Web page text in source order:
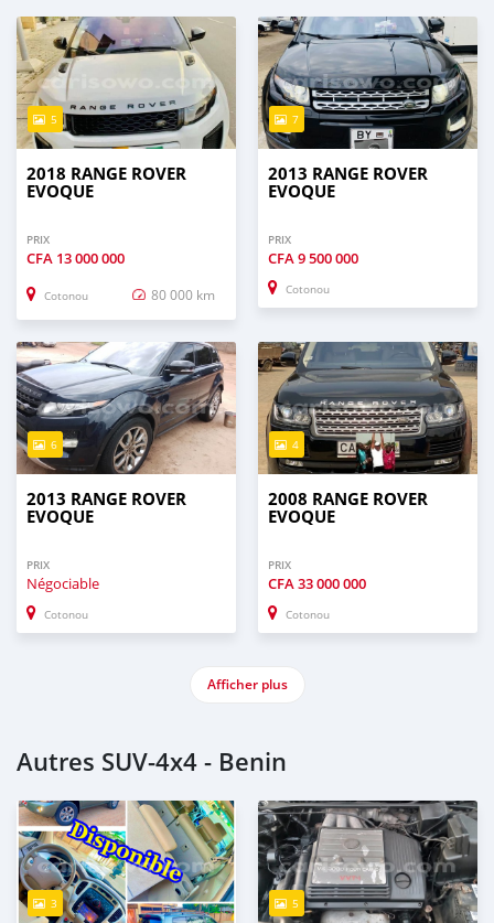
5
2018 RANGE ROVER
EVOQUE
PRIX
CFA 13 000 000
Cotonou 80 000 km
7
2013 RANGE ROVER
EVOQUE
PRIX
CFA9 500 000
Cotonou
6
2013 RANGE ROVER
EVOQUE
PRIX
Négociable
Cotonou
4
2008 RANGE ROVER
EVOQUE
PRIX
CFA33 000 000
Cotonou
Afficher plus
Autres SUV‒4x4 - Benin
3 5